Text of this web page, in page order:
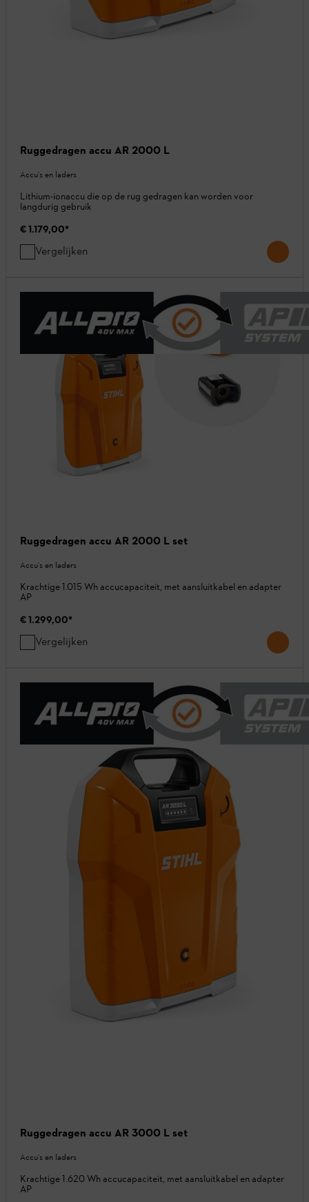
Ruggedragen accu AR 2000 L
Accu's en laders
Lithium-ionaccu die op de rug gedragen kan worden voor
langdurig gebruik
€ 1.179,00*
Vergelijken
Ruggedragen accu AR 2000 L set
Accu's en laders
Krachtige 1.015 Wh accucapaciteit, met aansluitkabel en adapter
AP
€ 1.299,00*
Vergelijken
Ruggedragen accu AR 3000 L set
Accu's en laders
Krachtige 1.620 Wh accucapaciteit, met aansluitkabel en adapter
AP